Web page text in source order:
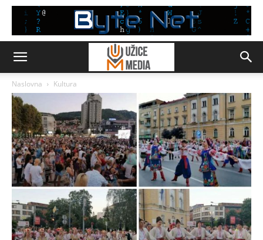
Naslovna Kultura